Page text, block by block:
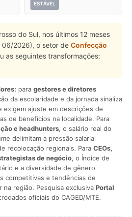
ESTÁVEL
do Sul, nos últimos 12 meses
2026), o setor de Confecção
as seguintes transformações:
para gestores e diretores
da escolaridade e da jornada sinaliza
exigem ajuste em descrições de
de benefícios na localidade. Para
e headhunters, o salário real do
delimitam a pressão salarial
recolocação regionais. Para CEOs,
de negócio, o Índice de
e a diversidade de gênero
competitivas e tendências de
região. Pesquisa exclusiva Portal
oficiais do CAGED/MTE.